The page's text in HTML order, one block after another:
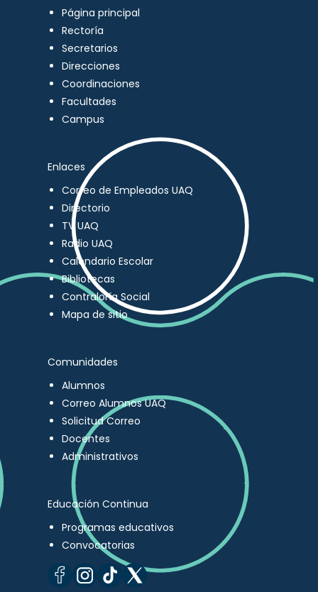
Página principal
Rectoría
Secretarios
Direcciones
Coordinaciones
Facultades
Campus
Enlaces
Correo de Empleados UAQ
Directorio
TV UAQ
Radio UAQ
Calendario Escolar
Bibliotecas
Contraloría Social
Mapa de sitio
Comunidades
Alumnos
Correo Alumnos UAQ
Solicitud Correo
Docentes
Administrativos
Educación Continua
Programas educativos
Convocatorias